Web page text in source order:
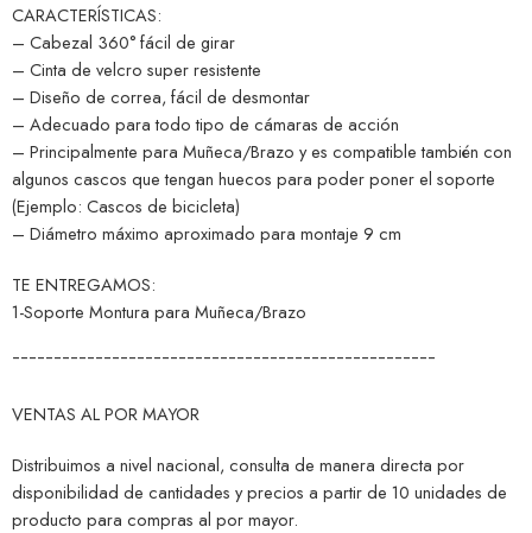
CARACTERÍSTICAS:
– Cabezal 360° fácil de girar
– Cinta de velcro super resistente
– Diseño de correa, fácil de desmontar
– Adecuado para todo tipo de cámaras de acción
– Principalmente para Muñeca/Brazo y es compatible también con
algunos cascos que tengan huecos para poder poner el soporte
(Ejemplo: Cascos de bicicleta)
– Diámetro máximo aproximado para montaje 9 cm
TE ENTREGAMOS:
1-Soporte Montura para Muñeca/Brazo
¯¯¯¯¯¯¯¯¯¯¯¯¯¯¯¯¯¯¯¯¯¯¯¯¯¯¯¯¯¯¯¯¯¯¯¯¯¯¯¯¯¯¯¯¯¯¯¯¯¯¯
VENTAS AL POR MAYOR
Distribuimos a nivel nacional, consulta de manera directa por
disponibilidad de cantidades y precios a partir de 10 unidades de
producto para compras al por mayor.